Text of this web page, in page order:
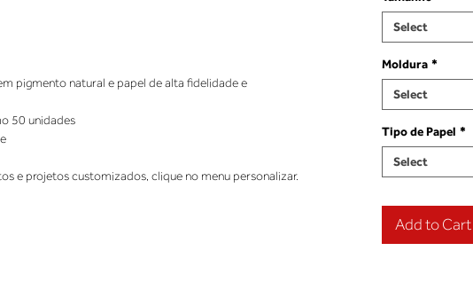
pigmento natural e papel de alta fidelidade e
50 unidades
e projetos customizados, clique no menu personalizar.
Select
Moldura *
Select
Tipo de Papel *
Select
Add to Cart